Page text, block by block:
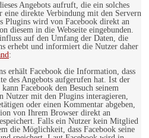
Angebots aufruft, die ein solches
eine direkte Verbindung mit den Servern
Plugins wird von Facebook direkt an
diesem in die Webseite eingebunden.
auf den Umfang der Daten, die
erhebt und informiert die Nutzer daher
:
erhält Facebook die Information, dass
des Angebots aufgerufen hat. Ist der
Facebook den Besuch seinem
Nutzer mit den Plugins interagieren,
oder einen Kommentar abgeben,
von Ihrem Browser direkt an
Falls ein Nutzer kein Mitglied
die Möglichkeit, dass Facebook seine